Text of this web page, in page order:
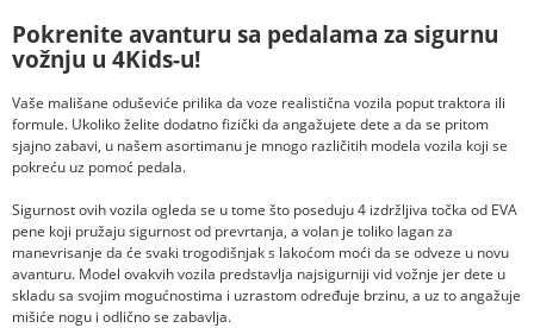
Pokrenite avanturu sa pedalama za sigurnu
vožnju u 4Kids-u!
Vaše mališane oduševiće prilika da voze realistična vozila poput traktora ili
formule. Ukoliko želite dodatno fizički da angažujete dete a da se pritom
sjajno zabavi, u našem asortimanu je mnogo različitih modela vozila koji se
pokreću uz pomoć pedala.
Sigurnost ovih vozila ogleda se u tome što poseduju 4 izdržljiva točka od EVA
pene koji pružaju sigurnost od prevrtanja, a volan je toliko lagan za
manevrisanje da će svaki trogodišnjak s lakoćom moći da se odveze u novu
avanturu. Model ovakvih vozila predstavlja najsigurniji vid vožnje jer dete u
skladu sa svojim mogućnostima i uzrastom određuje brzinu, a uz to angažuje
mišiće nogu i odlično se zabavlja.